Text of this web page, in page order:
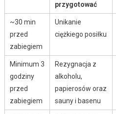
przygotować
~30 min
przed
zabiegiem
Unikanie
ciężkiego posiłku
Minimum 3
godziny
przed
zabiegiem
Rezygnacja z
alkoholu,
papierosów oraz
sauny i basenu